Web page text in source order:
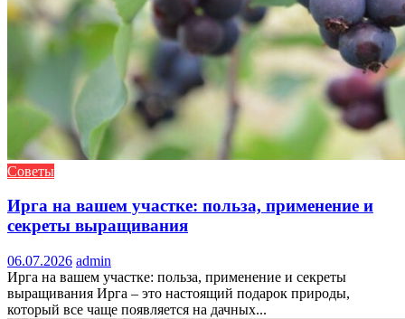
Советы
Ирга на вашем участке: польза, применение и
секреты выращивания
06.07.2026 admin
Ирга на вашем участке: польза, применение и секреты
выращивания Ирга – это настоящий подарок природы,
который все чаще появляется на дачных...